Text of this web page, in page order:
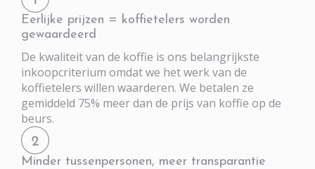
Eerlijke prijzen = koffietelers worden
gewaardeerd
De kwaliteit van de koffie is ons belangrijkste
inkoopcriterium omdat we het werk van de
koffietelers willen waarderen. We betalen ze
gemiddeld 75% meer dan de prijs van koffie op de
beurs.
Minder tussenpersonen, meer transparantie